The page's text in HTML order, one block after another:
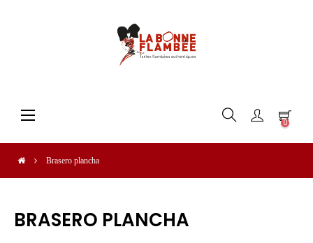
Basculer
navigation
☰ 0
Brasero plancha
BRASERO PLANCHA